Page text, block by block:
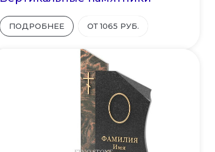
ПОДРОБНЕЕ ОТ 1065 РУБ.